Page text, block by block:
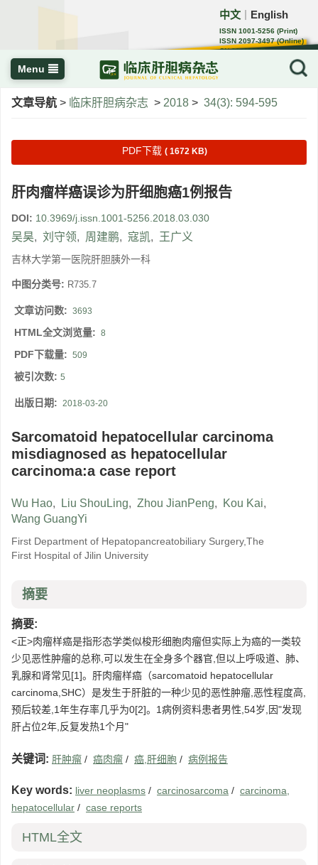
中文 English
ISSN 1001-5256 (Print)
ISSN 2097-3497 (Online)
CN 22-1108/R
Menu
文章导航 > 临床肝胆病杂志 > 2018 > 34(3): 594-595
PDF下载 ( 1672 KB)
肝肉瘤样癌误诊为肝细胞癌1例报告
DOI: 10.3969/j.issn.1001-5256.2018.03.030
吴昊, 刘守领, 周建鹏, 寇凯, 王广义
吉林大学第一医院肝胆胰外一科
中图分类号: R735.7
文章访问数: 3693
HTML全文浏览量: 8
PDF下载量: 509
被引次数: 5
出版日期: 2018-03-20
Sarcomatoid hepatocellular carcinoma
misdiagnosed as hepatocellular
carcinoma:a case report
Wu Hao, Liu ShouLing, Zhou JianPeng, Kou Kai,
Wang GuangYi
First Department of Hepatopancreatobiliary Surgery,The
First Hospital of Jilin University
摘要
摘要:
<正>肉瘤样癌是指形态学类似梭形细胞肉瘤但实际上为癌的一类较
少见恶性肿瘤的总称,可以发生在全身多个器官,但以上呼吸道、肺、
乳腺和肾常见[1]。肝肉瘤样癌（sarcomatoid hepatocellular
carcinoma,SHC）是发生于肝脏的一种少见的恶性肿瘤,恶性程度高,
预后较差,1年生存率几乎为0[2]。1病例资料患者男性,54岁,因"发现
肝占位2年,反复发热1个月"
关键词: 肝肿瘤 / 癌肉瘤 / 癌,肝细胞 / 病例报告
Key words: liver neoplasms / carcinosarcoma / carcinoma,
hepatocellular / case reports
HTML全文